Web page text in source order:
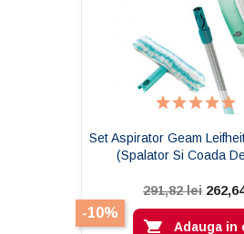
Set Aspirator Geam
(spalator Si Coada
291,82 lei
-10%
 Adauga in